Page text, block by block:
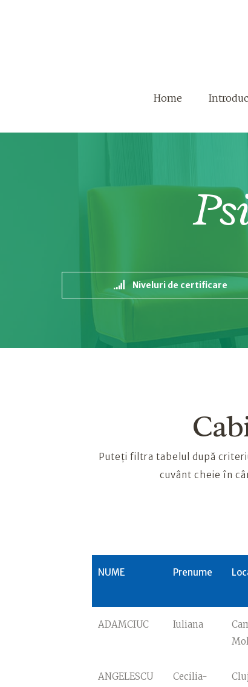
Home
Niveluri de certificare
Puteți filtra tabelul după
cuvânt cheie în
NUME Prenume
ADAMCIUC Iuliana
ANGELESCU
Cecilia-